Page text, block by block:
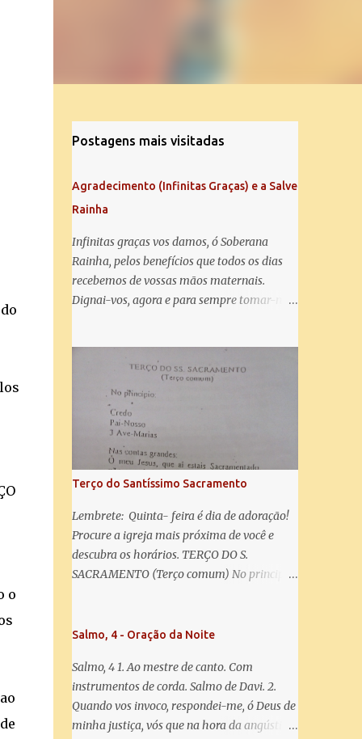
o
Postagens mais visitadas
Agradecimento (Infinitas Graças) e a Salve
Rainha
Infinitas graças vos damos, ó Soberana
Rainha, pelos benefícios que todos os dias
recebemos de vossas mãos maternais.
Dignai-vos, agora e para sempre tomar-nos
Salve Rainha: Salve Rainha , Mãe de
misericórdia, vida, doçura, esperança nossa,
salve! A vós bradamos os degredados filhos
de Eva, a vós suspiramos, gemendo e
chorando neste vale de lágrimas. Eia, pois,
Advogada nossa, estes vossos olhos
misericordiosos a nós volvei, e depois deste
desterro, mostrai-nos Jesus. Bendito é o
fruto do vosso ventre, ó clemente, ó piedosa,
ó doce e sempre Virgem Maria. Rogai por
nós Santa Mãe de Deus. Para que sejamos
dignos das promessas de Cristo. Amém.
Terço do Santíssimo Sacramento
Lembrete: Quinta- feira é dia de adoração!
Procure a igreja mais próxima de você e
descubra os horários. TERÇO DO S.
SACRAMENTO (Terço comum) No principio:
Sacramentado, não permitais que eu viva
coração ao Vosso e o Vosso ao meu, e, nem
sem Vós morra eu! Nas contas pequenas:
Sacramento de Amor! Misericórdia Senhor!
Glória ao Pai: Cristo pão da vida e remédio
Salmo, 4 - Oração da Noite
Salmo, 4 1. Ao mestre de canto. Com
instrumentos de corda. Salmo de Davi. 2.
Quando vos invoco, respondei-me, ó Deus de
minha justiça, vós que na hora da angústia